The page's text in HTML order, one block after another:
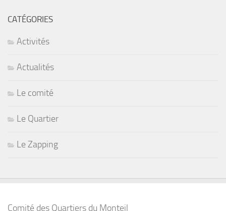
CATÉGORIES
Activités
Actualités
Le comité
Le Quartier
Le Zapping
Comité des Quartiers du Monteil